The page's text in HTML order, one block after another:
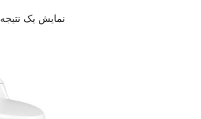
نمایش یک نتیجه